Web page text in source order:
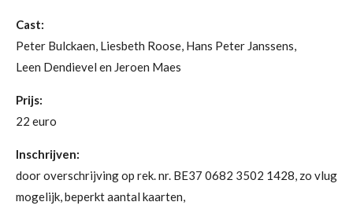
Cast:
Peter Bulckaen, Liesbeth Roose, Hans Peter Janssens,
Leen Dendievel en Jeroen Maes
Prijs:
22 euro
Inschrijven:
door overschrijving op rek. nr. BE37 0682 3502 1428, zo vlug
mogelijk, beperkt aantal kaarten,